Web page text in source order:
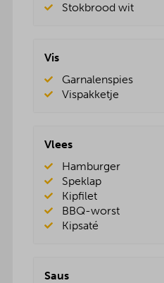
Stokbrood wit
Vis
Garnalenspies
Vispakketje
Vlees
Hamburger
Speklap
Kipfilet
BBQ-worst
Kipsaté
Saus